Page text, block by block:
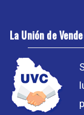
La Unión de